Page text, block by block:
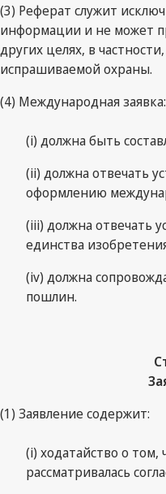
(3) Реферат служит
информации и не может
других целях, в
испрашиваемой охраны.
(4) Международная заявка:
(i) должна быть
(ii) должна отвечать
оформлению
(iii) должна отвечать
единства
(iv) должна
пошлин.
(1) Заявление содержит:
(i) ходатайство о
рассматривалась